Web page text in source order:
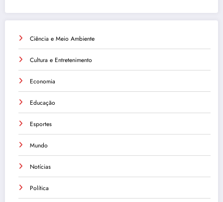
Ciência e Meio Ambiente
Cultura e Entretenimento
Economia
Educação
Esportes
Mundo
Notícias
Política